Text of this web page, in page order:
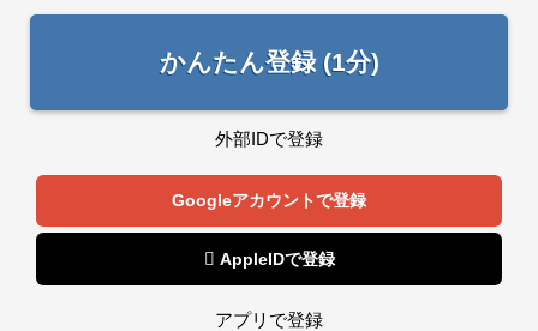
かんたん登録 (1分)
外部IDで登録
Googleアカウントで登録
 AppleIDで登録
アプリで登録